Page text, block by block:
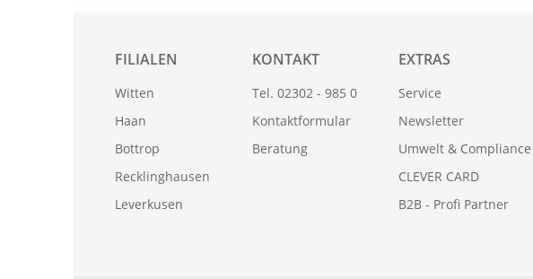
FILIALEN
Witten
Haan
Bottrop
Recklinghausen
Leverkusen
KONTAKT
Tel. 02302 - 985 0
Kontaktformular
Beratung
EXTRAS
Service
Newsletter
Umwelt & Compliance
CLEVER CARD
B2B - Profi Partner